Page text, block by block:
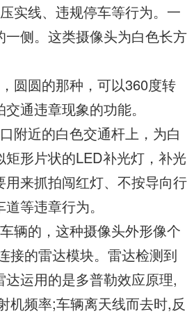
实线、违规停车等行为。一
侧。这类摄像头为白色长方
圆圆的那种，可以360度转
通违章现象的功能。
附近的白色交通杆上，为白
形片状的LED补光灯，补光
来抓拍闯红灯、不按导向行
等违章行为。
辆的，这种摄像头外形像个
接的雷达模块。雷达检测到
运用的是多普勒效应原理,
机频率;车辆离天线而去时,反